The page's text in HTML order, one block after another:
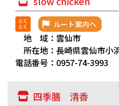
ルート案内へ
地 域：雲仙市
所在地：長崎県雲仙市小
電話番号：0957-74-3993
四季膳 清香